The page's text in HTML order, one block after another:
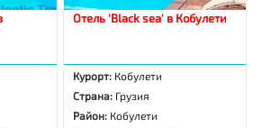
Отель 'Black sea' в Кобулети
Курорт: Кобулети
Страна: Грузия
Район: Кобулети